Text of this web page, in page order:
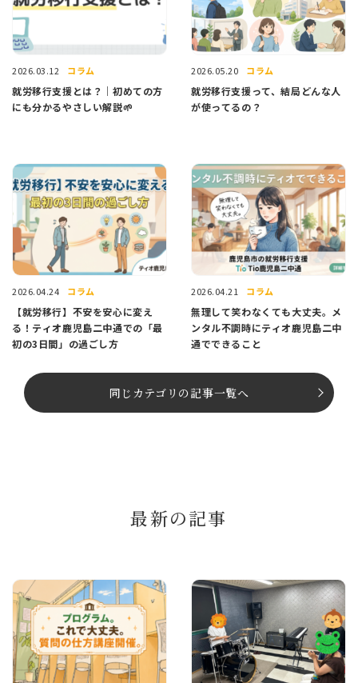
2026.03.12 コラム
就労移行支援とは？｜初めての方
にも分かるやさしい解説🌱
2026.05.20 コラム
就労移行支援って、結局どんな人
が使ってるの？
2026.04.24 コラム
【就労移行】不安を安心に変え
る！ティオ鹿児島二中通での「最
初の3日間」の過ごし方
2026.04.21 コラム
無理して笑わなくても大丈夫。メ
ンタル不調時にティオ鹿児島二中
通でできること
同じカテゴリの記事⼀覧へ
最新の記事